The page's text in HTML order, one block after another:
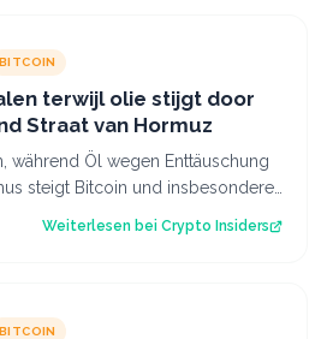
BITCOIN
terwijl olie stijgt door
Straat van Hormuz
während Öl wegen Enttäuschung
steigt Bitcoin und insbesondere
hab…
Weiterlesen bei Crypto Insiders
BITCOIN